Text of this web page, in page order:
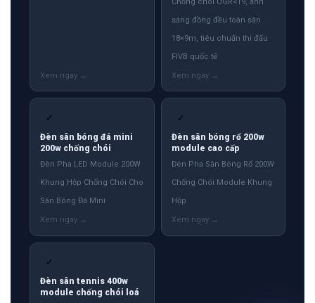
sáng đồng đều toàn sân
18×9m, tiêu chuẩn thi đấu
FIVB quốc tế
✓
Đèn sân bóng đá mini
200w chống chói
Đèn Pha LED Module 200W
Khung Hộp Chống Chói Cho
Sân Bóng Đá Mini
✓
Đèn sân bóng rổ 200w
module cao cấp
Đèn Pha Sân Bóng Rổ 200W
Chống Chói Module Khung
Hộp
✓
Đèn sân tennis 400w
module chống chói loá